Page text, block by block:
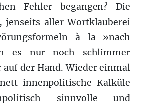
Fehler begangen? Die
jenseits aller Wortklauberei
à la »nach
es nur noch schlimmer
der Hand. Wieder einmal
innenpolitische Kalküle
sinnvolle und